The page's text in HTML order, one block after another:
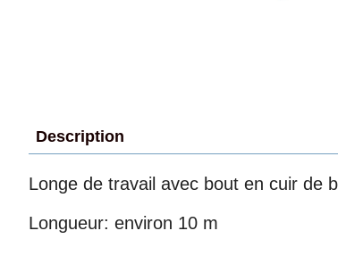
Description
Longe de travail avec bout en cuir de
Longueur: environ 10 m